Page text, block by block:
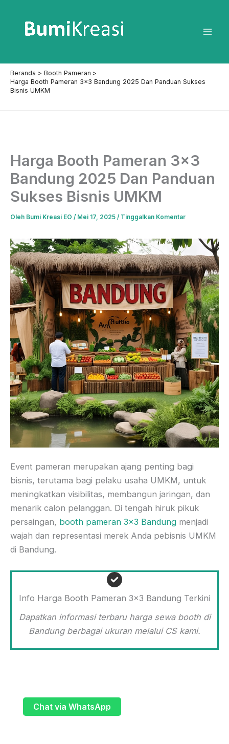
konten
Beranda
Booth Pameran
Harga Booth Pameran 3×3 Bandung 2025 Dan Panduan Sukses
Bisnis UMKM
Harga Booth Pameran 3×3
Bandung 2025 Dan Panduan
Sukses Bisnis UMKM
Oleh Bumi Kreasi EO / Mei 17, 2025 / Tinggalkan Komentar
Event pameran merupakan ajang penting bagi
bisnis, terutama bagi pelaku usaha UMKM, untuk
meningkatkan visibilitas, membangun jaringan, dan
menarik calon pelanggan. Di tengah hiruk pikuk
persaingan, booth pameran 3×3 Bandung menjadi
wajah dan representasi merek Anda pebisnis UMKM
di Bandung.
Info Harga Booth Pameran 3×3 Bandung Terkini
Dapatkan informasi terbaru harga sewa booth di
Bandung berbagai ukuran melalui CS kami.
Chat via WhatsApp